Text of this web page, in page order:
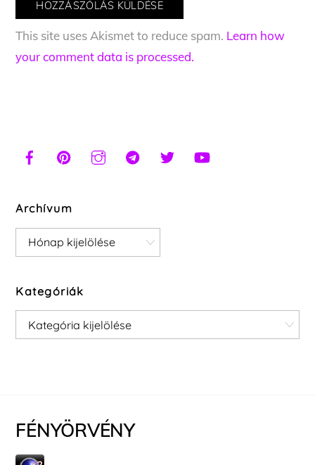
This site uses Akismet to reduce spam. Learn how
your comment data is processed.
Archívum
Archívum
Kategóriák
Kategóriák
FÉNYÖRVÉNY